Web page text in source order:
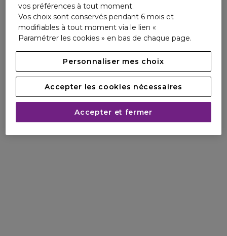
La peau est fortifiée
Les rugosités et imperfections
sont diminuées
L’éclat est renouvelé
Afin d’améliorer l’information des consommateurs,
la loi anti-gaspillage et économie circulaire
demande aux producteurs et importateurs de
produits générateurs de déchets de les informer
qui ne sont plus commercialisés, vous pouvez
consulter ces informations à partir de lapage
dédiée
vos préférences à tout moment.
Vos choix sont conservés pendant 6 mois et
modifiables à tout moment via le lien «
Paramétrer les cookies » en bas de chaque page.
Personnaliser mes choix
Accepter les cookies nécessaires
Accepter et fermer